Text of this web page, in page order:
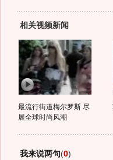
相关视频新闻
最流行街道梅尔罗斯 尽
展全球时尚风潮
我来说两句(0)